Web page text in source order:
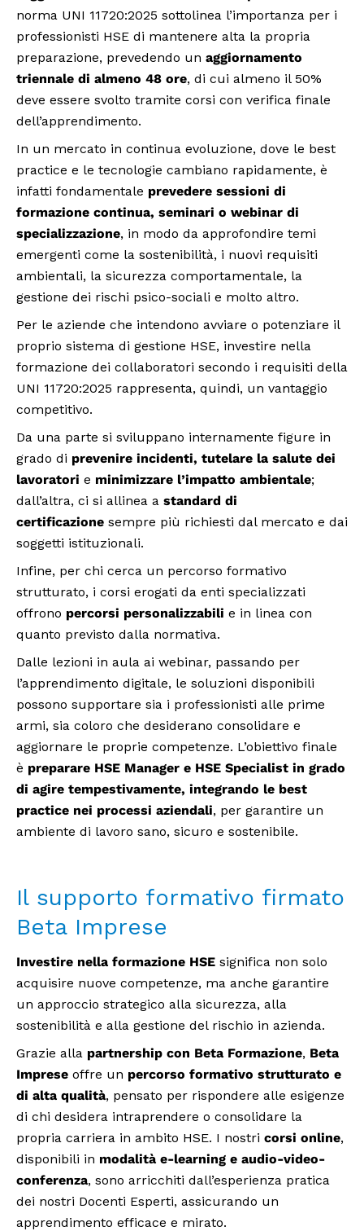
norma UNI 11720:2025 sottolinea l’importanza per i
professionisti HSE di mantenere alta la propria
preparazione, prevedendo un aggiornamento
triennale di almeno 48 ore, di cui almeno il 50%
deve essere svolto tramite corsi con verifica finale
dell’apprendimento.
In un mercato in continua evoluzione, dove le best
practice e le tecnologie cambiano rapidamente, è
infatti fondamentale prevedere sessioni di
formazione continua, seminari o webinar di
specializzazione, in modo da approfondire temi
emergenti come la sostenibilità, i nuovi requisiti
ambientali, la sicurezza comportamentale, la
gestione dei rischi psico-sociali e molto altro.
Per le aziende che intendono avviare o potenziare il
proprio sistema di gestione HSE, investire nella
formazione dei collaboratori secondo i requisiti della
UNI 11720:2025 rappresenta, quindi, un vantaggio
competitivo.
Da una parte si sviluppano internamente figure in
grado di prevenire incidenti, tutelare la salute dei
lavoratori e minimizzare l’impatto ambientale;
dall’altra, ci si allinea a standard di
certificazione sempre più richiesti dal mercato e dai
soggetti istituzionali.
Infine, per chi cerca un percorso formativo
strutturato, i corsi erogati da enti specializzati
offrono percorsi personalizzabili e in linea con
quanto previsto dalla normativa.
Dalle lezioni in aula ai webinar, passando per
l’apprendimento digitale, le soluzioni disponibili
possono supportare sia i professionisti alle prime
armi, sia coloro che desiderano consolidare e
aggiornare le proprie competenze. L’obiettivo finale
è preparare HSE Manager e HSE Specialist in grado
di agire tempestivamente, integrando le best
practice nei processi aziendali, per garantire un
ambiente di lavoro sano, sicuro e sostenibile.
Il supporto formativo firmato
Beta Imprese
Investire nella formazione HSE significa non solo
acquisire nuove competenze, ma anche garantire
un approccio strategico alla sicurezza, alla
sostenibilità e alla gestione del rischio in azienda.
Grazie alla partnership con Beta Formazione, Beta
Imprese offre un percorso formativo strutturato e
di alta qualità, pensato per rispondere alle esigenze
di chi desidera intraprendere o consolidare la
propria carriera in ambito HSE. I nostri corsi online,
disponibili in modalità e-learning e audio-video-
conferenza, sono arricchiti dall’esperienza pratica
dei nostri Docenti Esperti, assicurando un
apprendimento efficace e mirato.